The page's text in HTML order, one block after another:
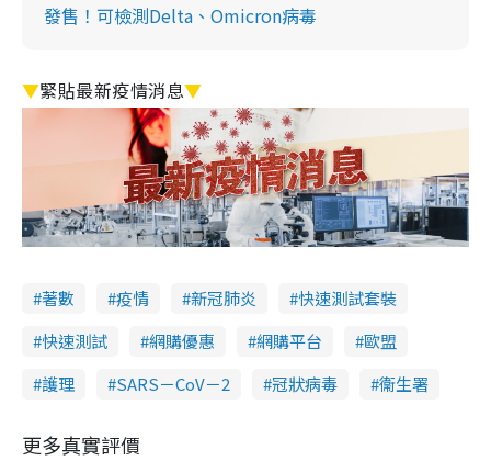
發售！可檢測Delta、Omicron病毒
▼緊貼最新疫情消息▼
著數 疫情 新冠肺炎
快速測試套裝
快速測試
網購優惠 網購平台
歐盟
護理
SARS－CoV－2 冠狀病毒 衞生署
更多真實評價